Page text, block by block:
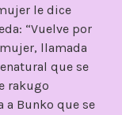
le dice
“Vuelve por
llamada
que se
rakugo
a Bunko que se